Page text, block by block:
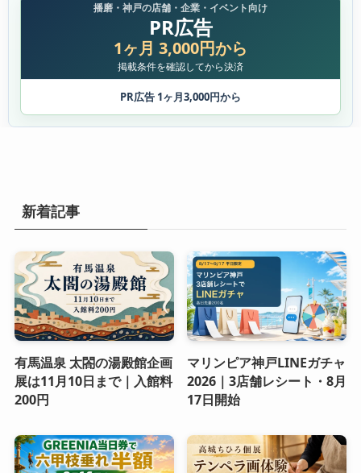
播磨・神戸の店舗・企業・イベント向け
PR広告
1ヶ月 3,000円から
掲載条件を確認してから決済
PR広告 1ヶ月3,000円から
新着記事
有馬温泉 太閤の湯殿館企画
展は11月10日まで｜入館料
200円
マリンピア神戸LINEガチャ
2026｜3店舗レシート・8月
17日開始